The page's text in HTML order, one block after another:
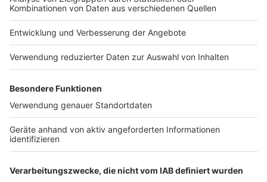
Bündnis Adipositas NRW
Die gesetzlichen Krankenkassen beteiligen sich im
Regelfall an den Kosten der Basistherapie oder
übernehmen sie ganz, wenn eine ärztliche Diagnose
durchläufst. Informier dich dazu am besten über die
Angebote deiner Krankenkasse.
Dieser Beitrag dient der allgemeinen Information und